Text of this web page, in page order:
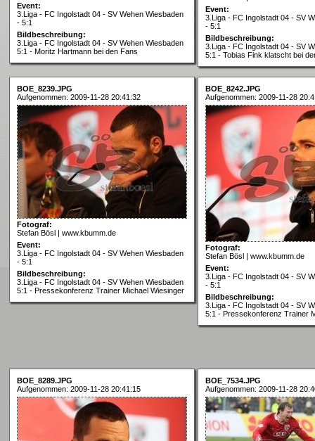
Event:
3.Liga - FC Ingolstadt 04 - SV Wehen Wiesbaden
- 5:1
Bildbeschreibung:
3.Liga - FC Ingolstadt 04 - SV Wehen Wiesbaden
5:1 - Moritz Hartmann bei den Fans
Event:
3.Liga - FC Ingolstadt 04 - SV
- 5:1
Bildbeschreibung:
3.Liga - FC Ingolstadt 04 - SV
5:1 - Tobias Fink klatscht bei
BOE_8239.JPG
Aufgenommen: 2009-11-28 20:41:32
Fotograf:
Stefan Bösl | www.kbumm.de
Event:
3.Liga - FC Ingolstadt 04 - SV Wehen Wiesbaden
- 5:1
Bildbeschreibung:
3.Liga - FC Ingolstadt 04 - SV Wehen Wiesbaden
5:1 - Pressekonferenz Trainer Michael Wiesinger
BOE_8242.JPG
Aufgenommen: 2009-11-28
Fotograf:
Stefan Bösl | www.kbumm.de
Event:
3.Liga - FC Ingolstadt 04 - SV
- 5:1
Bildbeschreibung:
3.Liga - FC Ingolstadt 04 - SV
5:1 - Pressekonferenz Trainer
BOE_8289.JPG
Aufgenommen: 2009-11-28 20:41:15
BOE_7534.JPG
Aufgenommen: 2009-11-28